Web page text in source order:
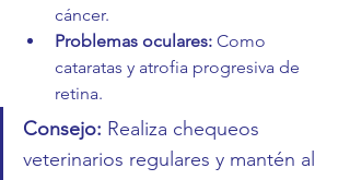
cáncer.
Problemas oculares: Como
cataratas y atrofia progresiva de
retina.
Consejo: Realiza chequeos
veterinarios regulares y mantén al